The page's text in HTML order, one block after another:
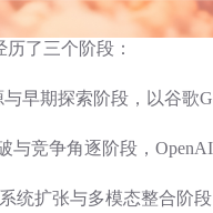
了三个阶段：
与早期探索阶段，以谷歌
与竞争角逐阶段，
统扩张与多模态整合阶